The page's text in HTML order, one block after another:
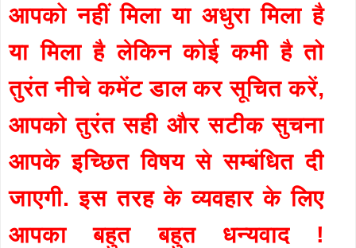
आपको नहीं मिला या अधुरा मिला है
या मिला है लेकिन कोई कमी है तो
तुरंत नीचे कमेंट डाल कर सूचित करें,
आपको तुरंत सही और सटीक सुचना
आपके इच्छित विषय से सम्बंधित दी
जाएगी. इस तरह के व्यवहार के लिए
आपका बहुत बहुत धन्यवाद !